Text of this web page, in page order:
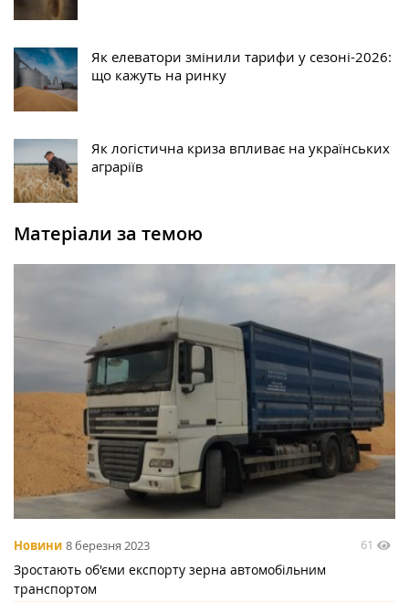
Як елеватори змінили тарифи у сезоні-2026:
що кажуть на ринку
Як логістична криза впливає на українських
аграріїв
Матеріали за темою
Новини 8 березня 2023 61
Зростають об'єми експорту зерна автомобільним
транспортом